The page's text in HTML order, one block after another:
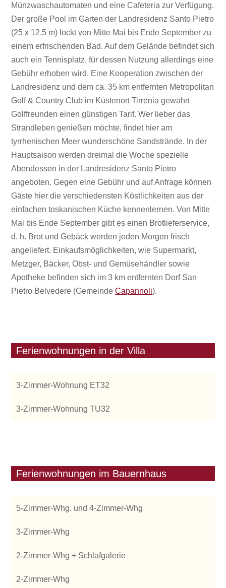
Münzwaschautomaten und eine Cafeteria zur Verfügung.
Der große Pool im Garten der Landresidenz Santo Pietro
(25 x 12,5 m) lockt von Mitte Mai bis Ende September zu
einem erfrischenden Bad. Auf dem Gelände befindet sich
auch ein Tennisplatz, für dessen Nutzung allerdings eine
Gebühr erhoben wird. Eine Kooperation zwischen der
Landresidenz und dem ca. 35 km entfernten Metropolitan
Golf & Country Club im Küstenort Tirrenia gewährt
Golffreunden einen günstigen Tarif. Wer lieber das
Strandleben genießen möchte, findet hier am
tyrrhenischen Meer wunderschöne Sandstrände. In der
Hauptsaison werden dreimal die Woche spezielle
Abendessen in der Landresidenz Santo Pietro
angeboten. Gegen eine Gebühr und auf Anfrage können
Gäste hier die verschiedensten Köstlichkeiten aus der
einfachen toskanischen Küche kennenlernen. Von Mitte
Mai bis Ende September gibt es einen Brotlieferservice,
d. h. Brot und Gebäck werden jeden Morgen frisch
angeliefert. Einkaufsmöglichkeiten, wie Supermarkt,
Metzger, Bäcker, Obst- und Gemüsehändler sowie
Apotheke befinden sich im 3 km entfernten Dorf San
Pietro Belvedere (GemeindeCapannoli).
Ferienwohnungen in der Villa
3-Zimmer-Wohnung ET32
3-Zimmer-Wohnung TU32
Ferienwohnungen im Bauernhaus
5-Zimmer-Whg. und 4-Zimmer-Whg
3-Zimmer-Whg
2-Zimmer-Whg + Schlafgalerie
2-Zimmer-Whg